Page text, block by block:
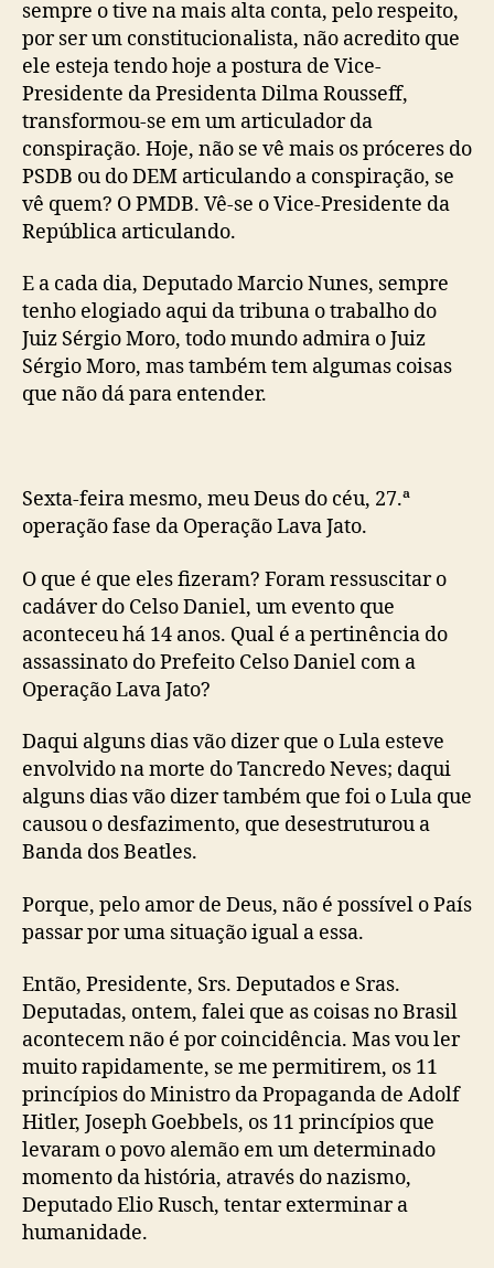
sempre o tive na mais alta conta, pelo respeito,
por ser um constitucionalista, não acredito que
ele esteja tendo hoje a postura de Vice-
Presidente da Presidenta Dilma Rousseff,
transformou-se em um articulador da
conspiração. Hoje, não se vê mais os próceres do
PSDB ou do DEM articulando a conspiração, se
vê quem? O PMDB. Vê-se o Vice-Presidente da
República articulando.
E a cada dia, Deputado Marcio Nunes, sempre
tenho elogiado aqui da tribuna o trabalho do
Juiz Sérgio Moro, todo mundo admira o Juiz
Sérgio Moro, mas também tem algumas coisas
que não dá para entender.
Sexta-feira mesmo, meu Deus do céu, 27.ª
operação fase da Operação Lava Jato.
O que é que eles fizeram? Foram ressuscitar o
cadáver do Celso Daniel, um evento que
aconteceu há 14 anos. Qual é a pertinência do
assassinato do Prefeito Celso Daniel com a
Operação Lava Jato?
Daqui alguns dias vão dizer que o Lula esteve
envolvido na morte do Tancredo Neves; daqui
alguns dias vão dizer também que foi o Lula que
causou o desfazimento, que desestruturou a
Banda dos Beatles.
Porque, pelo amor de Deus, não é possível o País
passar por uma situação igual a essa.
Então, Presidente, Srs. Deputados e Sras.
Deputadas, ontem, falei que as coisas no Brasil
acontecem não é por coincidência. Mas vou ler
muito rapidamente, se me permitirem, os 11
princípios do Ministro da Propaganda de Adolf
Hitler, Joseph Goebbels, os 11 princípios que
levaram o povo alemão em um determinado
momento da história, através do nazismo,
Deputado Elio Rusch, tentar exterminar a
humanidade.